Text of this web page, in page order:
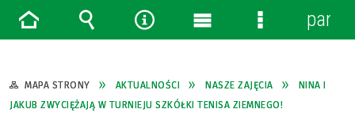
MAPA STRONY AKTUALNOŚCI NASZE ZAJĘCIA
NINA I
JAKUB ZWYCIĘŻAJĄ W TURNIEJU SZKÓŁKI TENISA ZIEMNEGO!
Strona Wyszukiwarka
NarzędziaMenu
Menu
panel